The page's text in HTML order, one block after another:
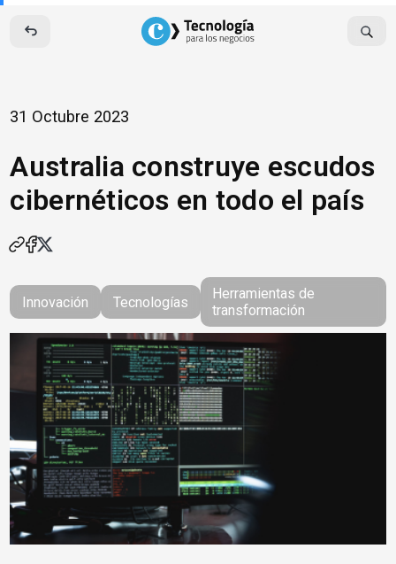
Skip
content
31 Octubre 2023
Australia construye escudos
cibernéticos en todo el país
Innovación Tecnologías
Herramientas de
transformación